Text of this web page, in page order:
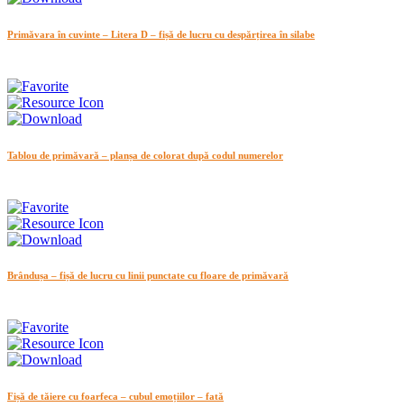
Primăvara în cuvinte – Litera D – fișă de lucru cu despărțirea în silabe
Tablou de primăvară – planșa de colorat după codul numerelor
Brândușa – fișă de lucru cu linii punctate cu floare de primăvară
Fișă de tăiere cu foarfeca – cubul emoțiilor – fată